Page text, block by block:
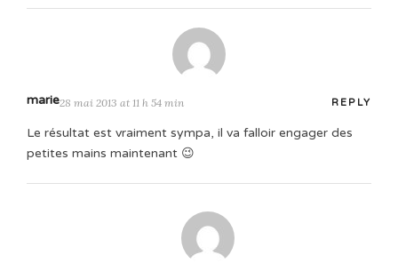
marie28 mai 2013 at 11 h 54 min REPLY
Le résultat est vraiment sympa, il va falloir engager des
petites mains maintenant 😉